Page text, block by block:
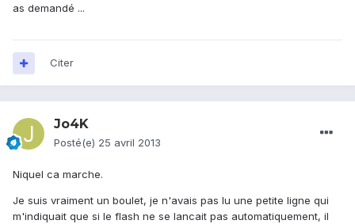
as demandé ...
Citer
Jo4K
Posté(e) 25 avril 2013
Niquel ca marche.
Je suis vraiment un boulet, je n'avais pas lu une petite ligne qui
m'indiquait que si le flash ne se lancait pas automatiquement, il